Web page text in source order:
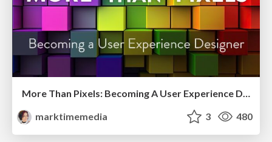
More Than Pixels: Becoming A User Experience Designer
marktimemedia
3 480